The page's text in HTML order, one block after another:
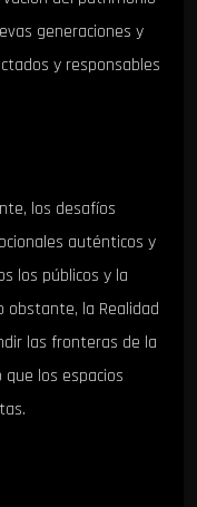
generaciones y
y responsables
los desafíos
auténticos y
los públicos y la
obstante, la Realidad
las fronteras de la
los espacios